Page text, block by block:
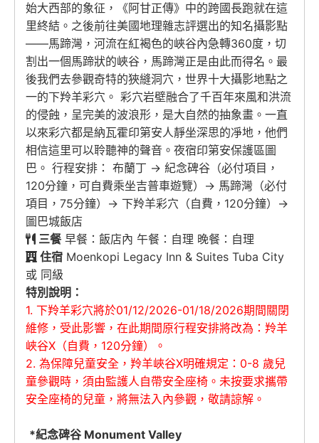
始大西部的象征，《阿甘正傳》中的跨國長跑就在這
里終結。之後前往美國地理雜志評選出的知名攝影點
——馬蹄灣，河流在紅褐色的峽谷內急轉360度，切
割出一個馬蹄狀的峽谷，馬蹄灣正是由此而得名。最
後我們去參觀奇特的狹縫洞穴，世界十大攝影地點之
一的下羚羊彩穴。 彩穴岩壁融合了千百年來風和洪流
的侵蝕，呈完美的波浪形，是大自然的抽象畫。一直
以來彩穴都是納瓦霍印第安人靜坐深思的凈地，他們
相信這里可以聆聽神的聲音。夜宿印第安保護區圖
巴。 行程安排： 布蘭丁 → 紀念碑谷（必付項目，
120分鐘，可自費乘坐吉普車遊覽）→ 馬蹄灣（必付
項目，75分鐘）→ 下羚羊彩穴（自費，120分鐘）→
圖巴城飯店
三餐早餐：飯店內 午餐：自理 晚餐：自理
住宿 Moenkopi Legacy Inn & Suites Tuba City
或 同級
特別說明：
1. 下羚羊彩穴將於01/12/2026-01/18/2026期間關閉
維修，受此影響，在此期間原行程安排將改為：羚羊
峽谷X（自費，120分鐘）。
2. 為保障兒童安全，羚羊峽谷X明確規定：0-8 歲兒
童參觀時，須由監護人自帶安全座椅。未按要求攜帶
安全座椅的兒童，將無法入內參觀，敬請諒解。
*紀念碑谷 Monument Valley